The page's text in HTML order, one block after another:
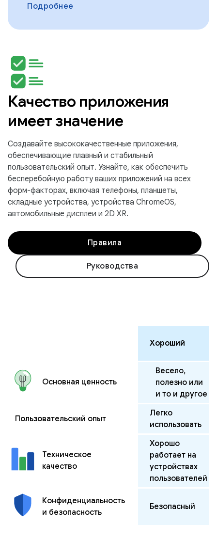
Подробнее
Качество приложения
имеет значение
Создавайте высококачественные приложения,
обеспечивающие плавный и стабильный
пользовательский опыт. Узнайте, как обеспечить
бесперебойную работу ваших приложений на всех
форм-факторах, включая телефоны, планшеты,
складные устройства, устройства ChromeOS,
автомобильные дисплеи и 2D XR.
Правила
Руководства
Хороший
Основная ценность
Весело,
полезно или
и то и другое
Пользовательский опыт
Легко
использовать
Техническое
качество
Хорошо
работает на
устройствах
пользователей
Конфиденциальность
и безопасность
Безопасный